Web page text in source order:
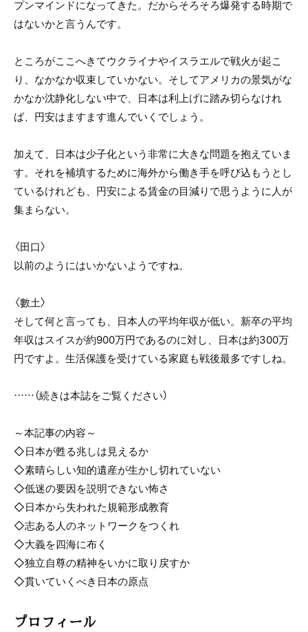
プンマインドになってきた。だからそろそろ爆発する時期で
はないかと言うんです。
ところがここへきてウクライナやイスラエルで戦火が起こ
り、なかなか収束していかない。そしてアメリカの景気がな
かなか沈静化しない中で、日本は利上げに踏み切らなけれ
ば、円安はますます進んでいくでしょう。
加えて、日本は少子化という非常に大きな問題を抱えていま
す。それを補填するために海外から働き手を呼び込もうとし
ているけれども、円安による賃金の目減りで思うように人が
集まらない。
〈田口〉
以前のようにはいかないようですね。
〈數土〉
そして何と言っても、日本人の平均年収が低い。新卒の平均
年収はスイスが約900万円であるのに対し、日本は約300万
円ですよ。生活保護を受けている家庭も戦後最多ですしね。
……（続きは本誌をご覧ください）
～本記事の内容～
◇日本が甦る兆しは見えるか
◇素晴らしい知的遺産が生かし切れていない
◇低迷の要因を説明できない怖さ
◇日本から失われた規範形成教育
◇志ある人のネットワークをつくれ
◇大義を四海に布く
◇独立自尊の精神をいかに取り戻すか
◇貫いていくべき日本の原点
プロフィール